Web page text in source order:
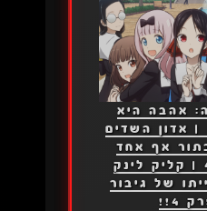
אהבה היא
מלחמה פרק 3 | אדון השדים
אף אחד
טיפוסי פרק 4 | קליק לינק
עלייתו של גיבור
4!!